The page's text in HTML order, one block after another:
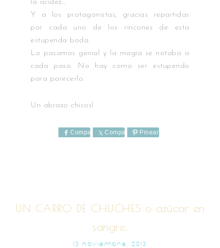
la acidez…
Y a los protagonistas, gracias repartidas
por cada uno de los rincones de esta
estupenda boda.
Lo pasamos genial y la magia se notaba a
cada paso. No hay como ser estupendo
para parecerlo.
Un abrazo chicos!
Comparte Comparte Pinear
UN CARRO DE CHUCHES o azúcar en
sangre.
13 NOVIEMBRE, 2013